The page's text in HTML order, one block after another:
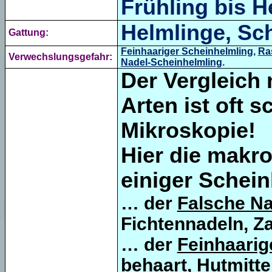
Frühling bis
Gattung: Helmlinge,
Verwechslungsgefahr:
Feinhaariger Scheinhelmling,
Nadel-Scheinhelmling.
Der Vergleich
Arten ist oft
Mikroskopie!
Hier die
einiger
… der Falsche
Fichtennadeln,
… der
behaart,